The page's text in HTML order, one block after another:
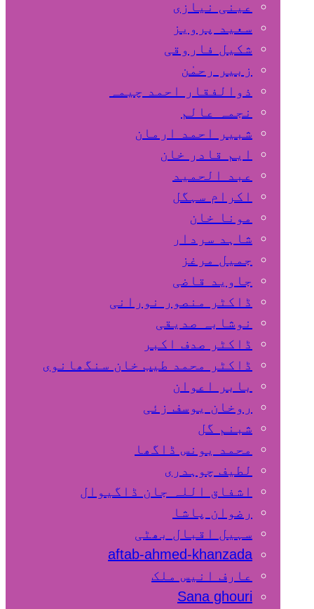
عینی نیازی
سعید پرویز
شکیل فاروقی
زبیر رحمٰن
ذوالفقار احمد چیمہ
نجمہ عالم
شبیر احمد ارمان
ایم قادر خان
عبد الحمید
اکرام سہگل
مونا خان
شاہد سردار
جمیل مرغز
جاوید قاضی
ڈاکٹر منصور نورانی
نوشابہ صدیقی
ڈاکٹر صدف اکبر
ڈاکٹر محمد طیب خان سنگھانوی
بابر اعوان
روخان یوسف زئی
شبنم گل
محمد یونس ڈاگھا
لطیف چوہدری
اشفاق اللہ جان ڈاگیوال
رضوان پاشا
سہیل اقبال بھٹی
aftab-ahmed-khanzada
عارف انیس ملک
Sana ghouri